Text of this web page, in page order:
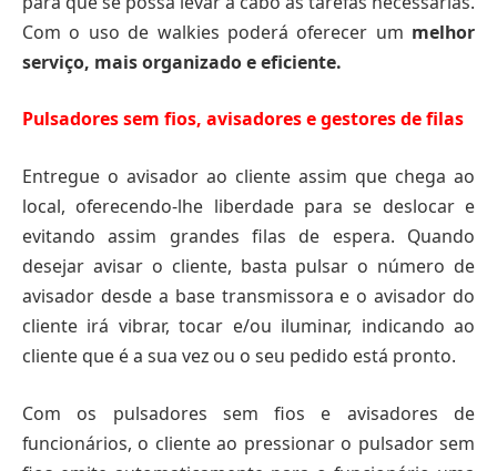
Com o uso de walkies poderá oferecer um melhor
serviço, mais organizado e eficiente.
Pulsadores sem fios, avisadores e gestores de filas
Entregue o avisador ao cliente assim que chega ao
local, oferecendo-lhe liberdade para se deslocar e
evitando assim grandes filas de espera. Quando
desejar avisar o cliente, basta pulsar o número de
avisador desde a base transmissora e o avisador do
cliente irá vibrar, tocar e/ou iluminar, indicando ao
cliente que é a sua vez ou o seu pedido está pronto.
Com os pulsadores sem fios e avisadores de
funcionários, o cliente ao pressionar o pulsador sem